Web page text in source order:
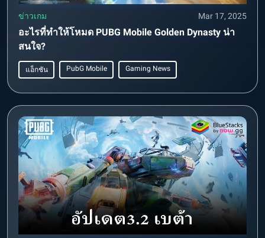
ข่าวเกม Mar 17, 2025
อะไรที่ทำให้โหมด PUBG Mobile Golden Dynasty น่า
สนใจ?
แอ็กชัน PubG Mobile Gaming News